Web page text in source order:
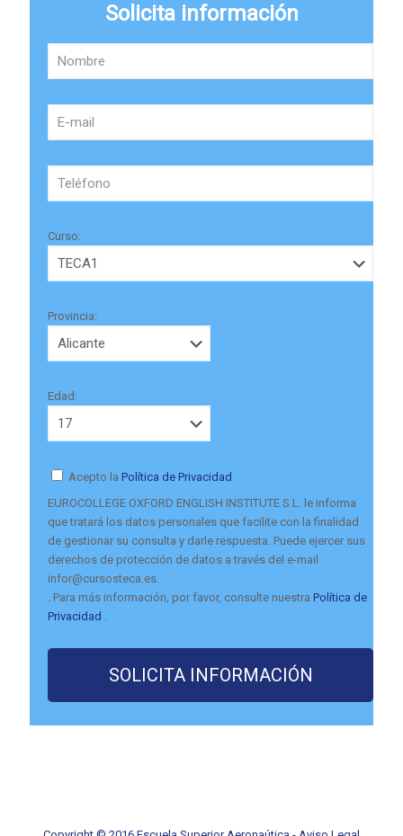
Solicita información
Curso:
Provincia:
Edad:
Acepto la Política de Privacidad
EUROCOLLEGE OXFORD ENGLISH INSTITUTE S.L. le informa
que tratará los datos personales que facilite con la finalidad
de gestionar su consulta y darle respuesta. Puede ejercer sus
derechos de protección de datos a través del e-mail
infor@cursosteca.es.
. Para más información, por favor, consulte nuestra Política de
Privacidad .